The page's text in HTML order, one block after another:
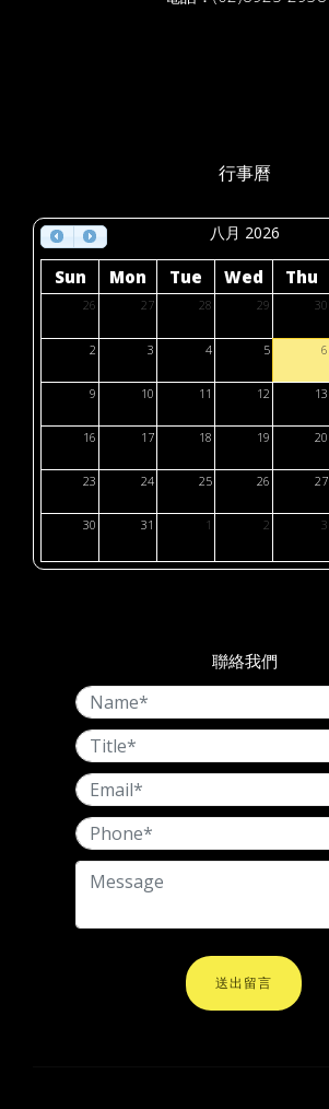
行事曆
八月 2026
Sun Mon Tue Wed Thu
26 27 28 29 30
2 3 4 5 6
9 10 11 12 13
16 17 18 19 20
23 24 25 26 27
30 31 1 2 3
聯絡我們
送出留言